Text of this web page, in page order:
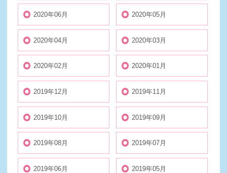
2020年06月 2020年05月
2020年04月 2020年03月
2020年02月 2020年01月
2019年12月 2019年11月
2019年10月 2019年09月
2019年08月 2019年07月
2019年06月 2019年05月